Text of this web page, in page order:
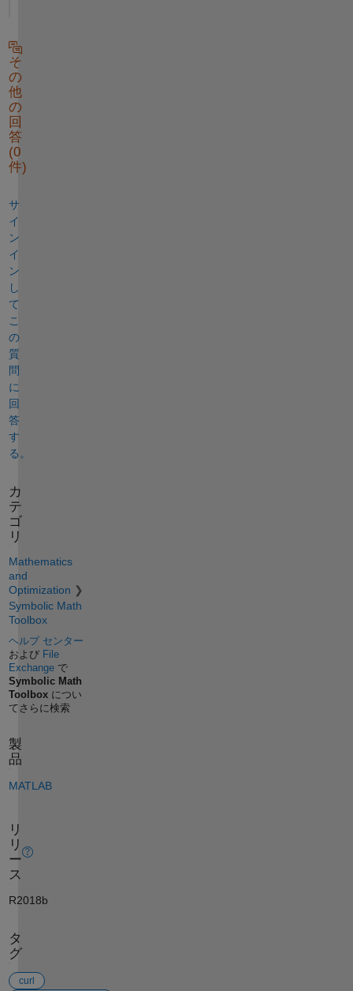
そ
の
他
の
回
答
(0
件)
サ
イ
ン
イ
ン
し
て
こ
の
質
問
に
回
答
す
る。
カ
テ
ゴ
リ
Mathematics
and
Optimization
Symbolic Math
Toolbox
ヘルプ センター
および File
Exchangeで
Symbolic Math
Toolboxについ
てさらに検索
製
品
MATLAB
リ
リ
ー
ス
R2018b
タ
グ
curl